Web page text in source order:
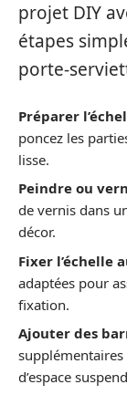
projet DIY
étapes
porte-
Préparer
poncez les
lisse.
Peindre ou
de vernis dans
décor.
Fixer l’échelle
adaptées pour
fixation.
Ajouter des
d’espace